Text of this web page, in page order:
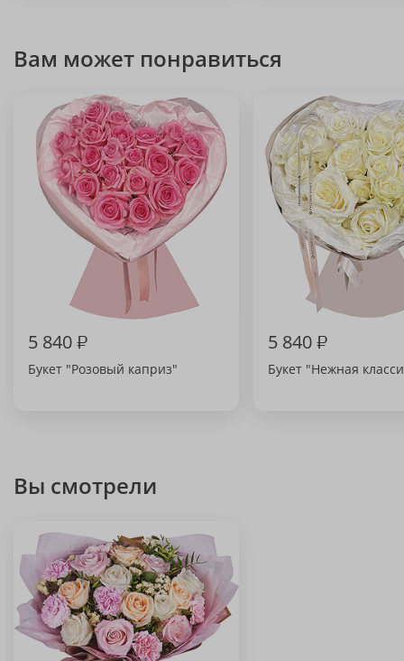
Вам может понравиться
5 840₽
Букет "Розовый каприз"
5 840₽
Букет "Нежная
Вы смотрели